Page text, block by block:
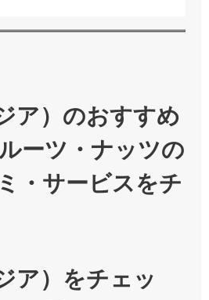
ア）のおすすめ
ーツ・ナッツの
・サービスをチ
ア）をチェッ